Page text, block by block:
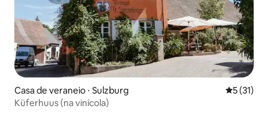
Casa de veraneio ⋅ Sulzburg 5 de uma
5 (31)
Küferhuus (na vinícola)